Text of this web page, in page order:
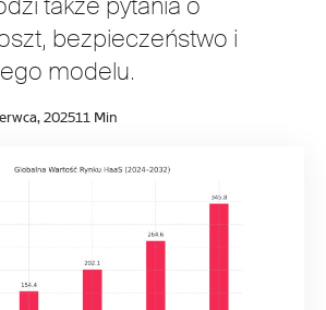
bezpieczeństwo i
modelu.
202511 Min